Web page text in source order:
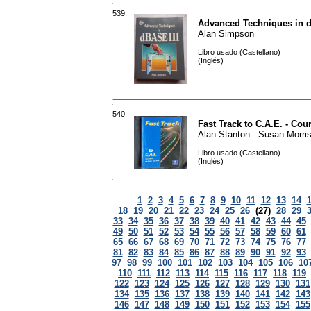
539.
Advanced Techniques in
Alan Simpson
Libro usado (Castellano)
(Inglés)
540.
Fast Track to C.A.E. -
Alan Stanton - Susan Morris
Libro usado (Castellano)
(Inglés)
1 2 3 4 5 6 7 8 9 10 11 12 13 14
18 19 20 21 22 23 24 25 26 (27) 28 29
33 34 35 36 37 38 39 40 41 42 43 44 45
49 50 51 52 53 54 55 56 57 58 59 60 61
65 66 67 68 69 70 71 72 73 74 75 76 77
81 82 83 84 85 86 87 88 89 90 91 92 93
97 98 99 100 101 102 103 104 105 106
110 111 112 113 114 115 116 117 118 119
122 123 124 125 126 127 128 129 130 131
134 135 136 137 138 139 140 141 142 143
146 147 148 149 150 151 152 153 154 155